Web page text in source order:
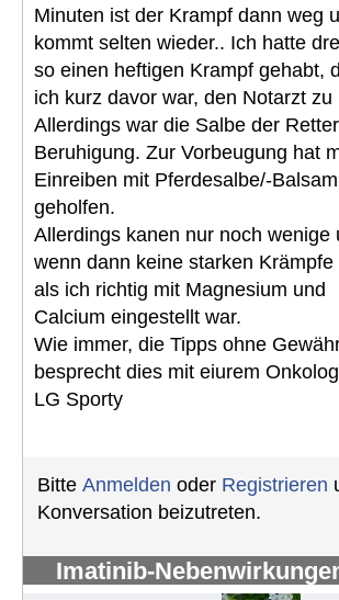
Minuten ist der Krampf dann weg
kommt selten wieder.. Ich hatte
so einen heftigen Krampf gehabt,
ich kurz davor war, den Notarzt zu
Allerdings war die Salbe der
Beruhigung. Zur Vorbeugung hat
Einreiben mit Pferdesalbe/-Balsam
geholfen.
Allerdings kanen nur noch wenige
wenn dann keine starken Krämpfe
als ich richtig mit Magnesium und
Calcium eingestellt war.
Wie immer, die Tipps ohne
besprecht dies mit eiurem
LG Sporty
Bitte Anmelden oder Registrieren
Konversation beizutreten.
Imatinib-